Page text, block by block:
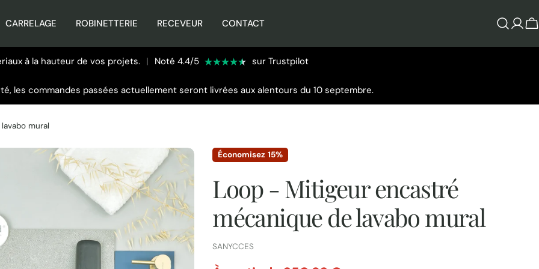
CARRELAGE ROBINETTERIE RECEVEUR CONTACT
Se
à la hauteur de vos projets. | Noté 4.4/5 sur Trustpilot
les commandes passées actuellement seront livrées aux alentours du 10 septembre.
mural
Économisez 15%
Loop - Mitigeur encastré
mécanique de lavabo mural
FOURNISSEUR:
SANYCCES